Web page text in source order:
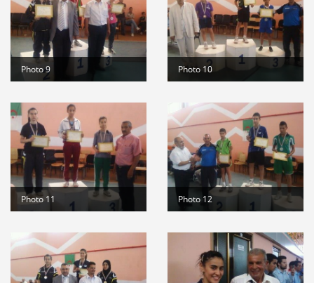
Photo 9 Photo 10
Photo 11 Photo 12